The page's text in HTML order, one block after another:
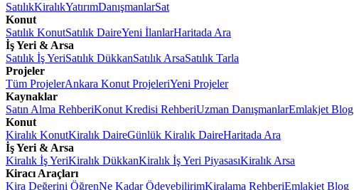
SatılıkKiralıkYatırımDanışmanlarSat
Konut
Satılık KonutSatılık DaireYeni İlanlarHaritada Ara
İş Yeri & Arsa
Satılık İş YeriSatılık DükkanSatılık ArsaSatılık Tarla
Projeler
Tüm ProjelerAnkara Konut ProjeleriYeni Projeler
Kaynaklar
Satın Alma RehberiKonut Kredisi RehberiUzman DanışmanlarEmlakjet Blog
Konut
Kiralık KonutKiralık DaireGünlük Kiralık DaireHaritada Ara
İş Yeri & Arsa
Kiralık İş YeriKiralık DükkanKiralık İş Yeri PiyasasıKiralık Arsa
Kiracı Araçları
Kira Değerini ÖğrenNe Kadar ÖdeyebilirimKiralama RehberiEmlakjet Blog